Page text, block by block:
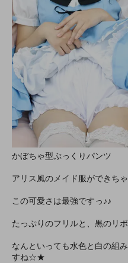
かぼちゃ型ぷっくりパンツ
アリス風のメイド服ができち
この可愛さは最強ですっ♪♪
たっぷりのフリルと、黒のリ
なんといっても水色と白の組
すね☆★